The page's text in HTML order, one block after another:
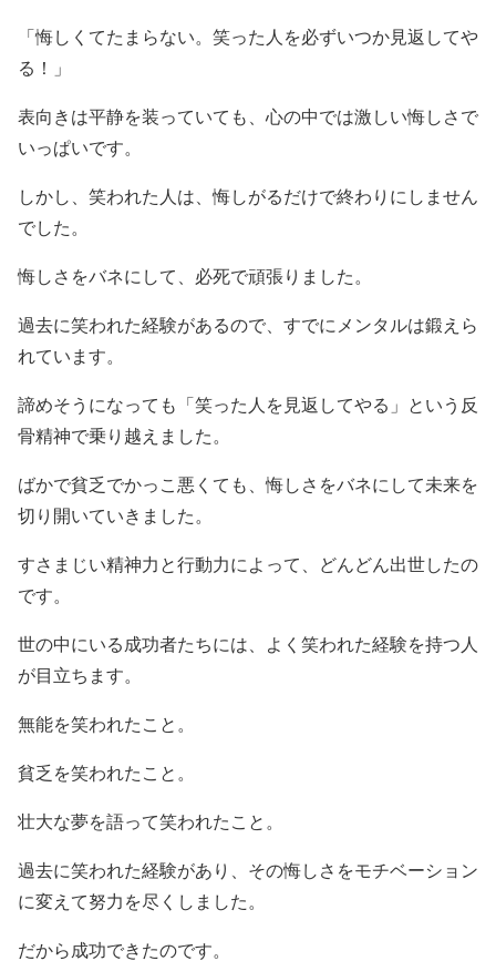
「悔しくてたまらない。笑った人を必ずいつか見返してや
る！」
表向きは平静を装っていても、心の中では激しい悔しさで
いっぱいです。
しかし、笑われた人は、悔しがるだけで終わりにしません
でした。
悔しさをバネにして、必死で頑張りました。
過去に笑われた経験があるので、すでにメンタルは鍛えら
れています。
諦めそうになっても「笑った人を見返してやる」という反
骨精神で乗り越えました。
ばかで貧乏でかっこ悪くても、悔しさをバネにして未来を
切り開いていきました。
すさまじい精神力と行動力によって、どんどん出世したの
です。
世の中にいる成功者たちには、よく笑われた経験を持つ人
が目立ちます。
無能を笑われたこと。
貧乏を笑われたこと。
壮大な夢を語って笑われたこと。
過去に笑われた経験があり、その悔しさをモチベーション
に変えて努力を尽くしました。
だから成功できたのです。